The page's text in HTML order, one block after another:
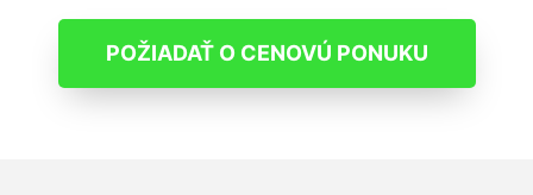
POŽIADAŤ O CENOVÚ PONUKU